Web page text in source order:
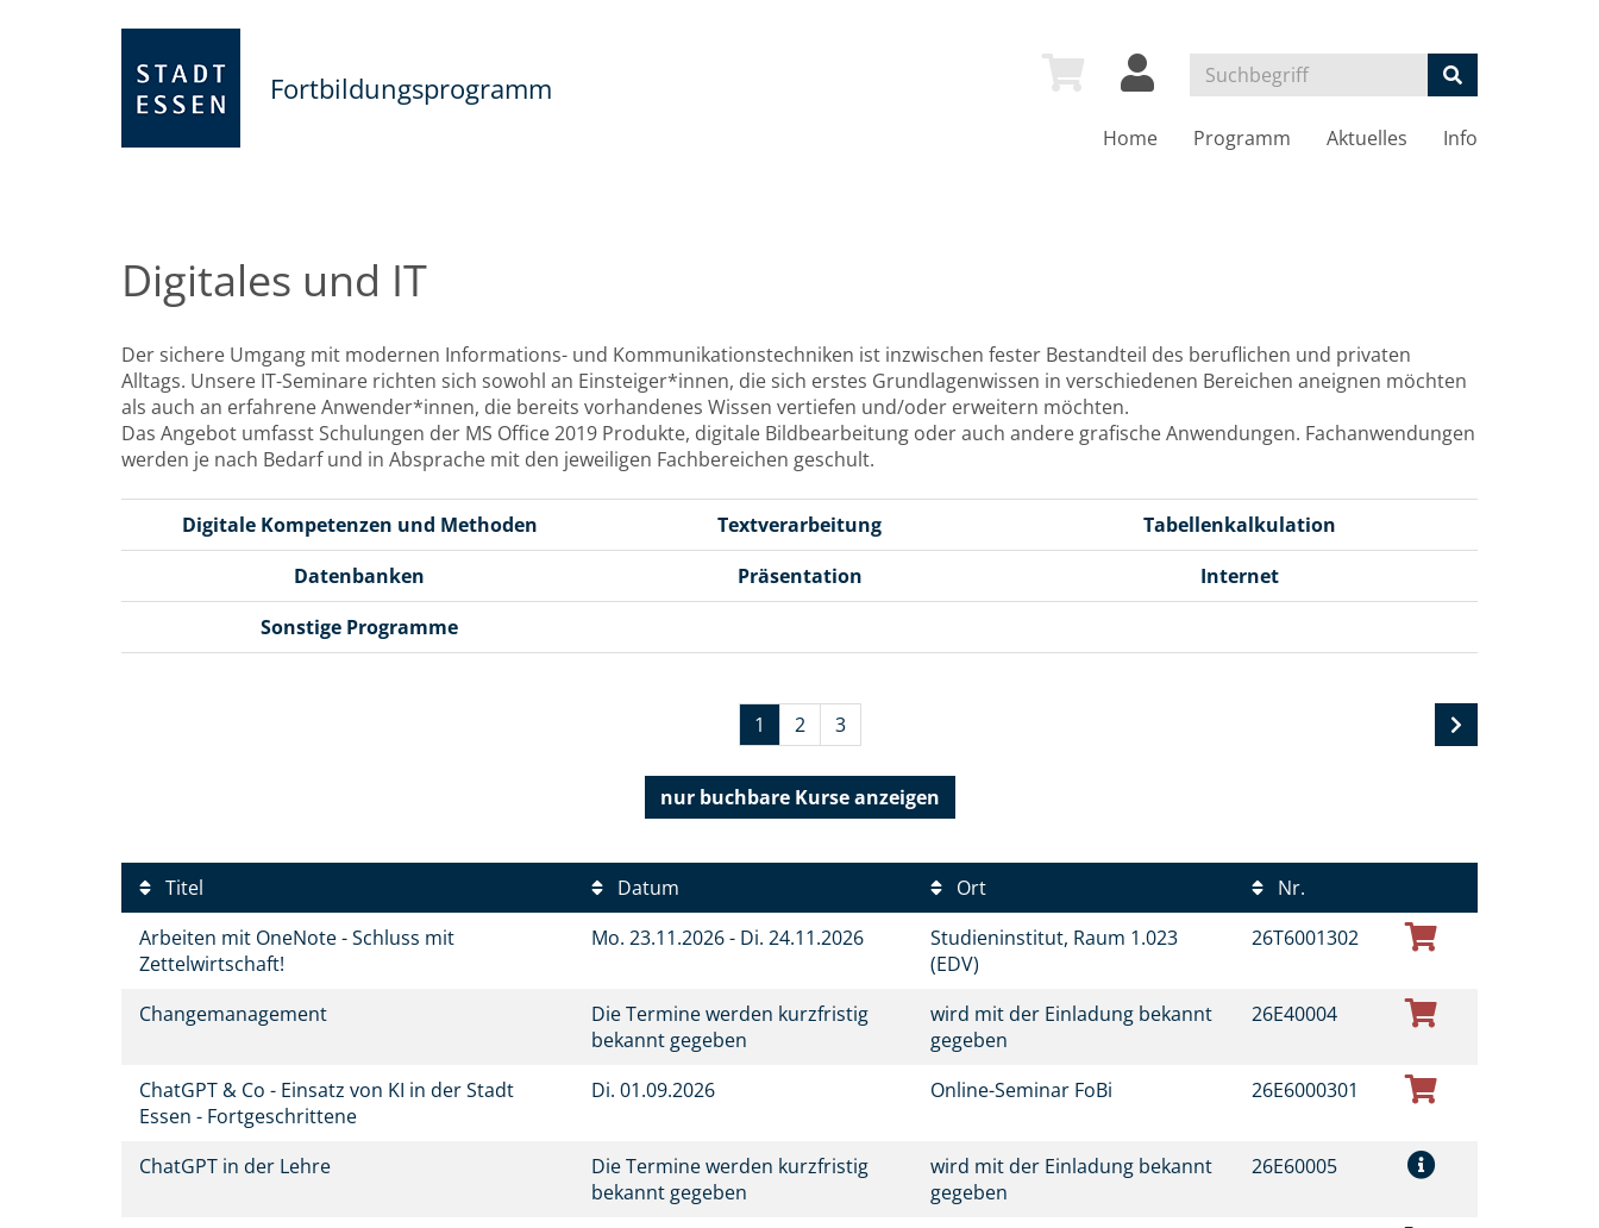
Fortbildungsprogramm
Home Programm Aktuelles Info
Digitales und IT
Der sichere Umgang mit modernen Informations- und Kommunikationstechniken ist inzwischen fester Bestandteil des beruflichen und privaten
Alltags. Unsere IT-Seminare richten sich sowohl an Einsteiger*innen, die sich erstes Grundlagenwissen in verschiedenen Bereichen aneignen möchten
als auch an erfahrene Anwender*innen, die bereits vorhandenes Wissen vertiefen und/oder erweitern möchten.
Das Angebot umfasst Schulungen der MS Office 2019 Produkte, digitale Bildbearbeitung oder auch andere grafische Anwendungen. Fachanwendungen
werden je nach Bedarf und in Absprache mit den jeweiligen Fachbereichen geschult.
Digitale Kompetenzen und Methoden Textverarbeitung
Tabellenkalkulation
Datenbanken
Präsentation
Internet
Sonstige Programme
1 2 3
nur buchbareKurse anzeigen
Titel Datum Ort
Nr.
Arbeiten mit OneNote - Schluss mit
Zettelwirtschaft!
Mo. 23.11.2026 - Di. 24.11.2026
Studieninstitut, Raum 1.023
(EDV)
26T6001302
Changemanagement
Die Termine werden kurzfristig
bekannt gegeben
wird mit der Einladung bekannt
gegeben
26E40004
ChatGPT & Co - Einsatz von KI in der Stadt
Essen - Fortgeschrittene
Di. 01.09.2026 Online-Seminar FoBi 26E6000301
ChatGPT in der Lehre
Die Termine werden kurzfristig
bekannt gegeben
wird mit der Einladung bekannt
gegeben
26E60005